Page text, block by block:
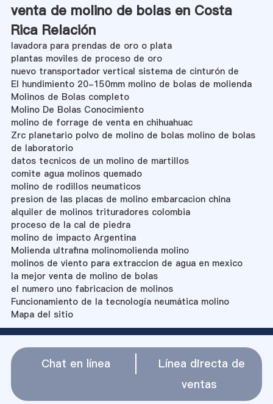
venta de molino de bolas en Costa
Rica Relación
lavadora para prendas de oro o plata
plantas moviles de proceso de oro
nuevo transportador vertical sistema de cinturón de
El hundimiento 20-150mm molino de bolas de molienda
Molinos de Bolas completo
Molino De Bolas Conocimiento
molino de forrage de venta en chihuahuac
Zrc planetario polvo de molino de bolas molino de bolas
de laboratorio
datos tecnicos de un molino de martillos
comite agua molinos quemado
molino de rodillos neumaticos
presion de las placas de molino embarcacion china
alquiler de molinos trituradores colombia
proceso de la cal de piedra
molino de impacto Argentina
Molienda ultrafina molinomolienda molino
molinos de viento para extraccion de agua en mexico
la mejor venta de molino de bolas
el numero uno fabricacion de molinos
Funcionamiento de la tecnología neumática molino
Mapa del sitio
Chat en línea
Línea directa de
ventas